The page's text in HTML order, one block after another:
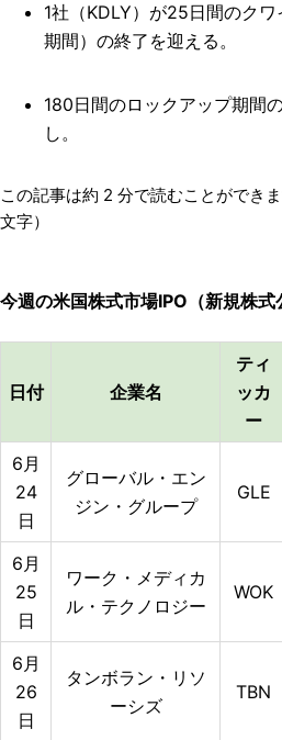
1社（KDLY）が25日間のク
期間）の終了を迎える。
180日間のロックアップ期間
し。
この記事は約 2 分で読むことができ
文字）
今週の米国株式市場IPO（新規株式
日付 企業名
ティ
ッカ
ー
6月
24
日
グローバル・エン
ジン・グループ
GLE
6月
25
日
ワーク・メディカ
ル・テクノロジー
WOK
6月
26
日
タンボラン・リソ
ーシズ
TBN